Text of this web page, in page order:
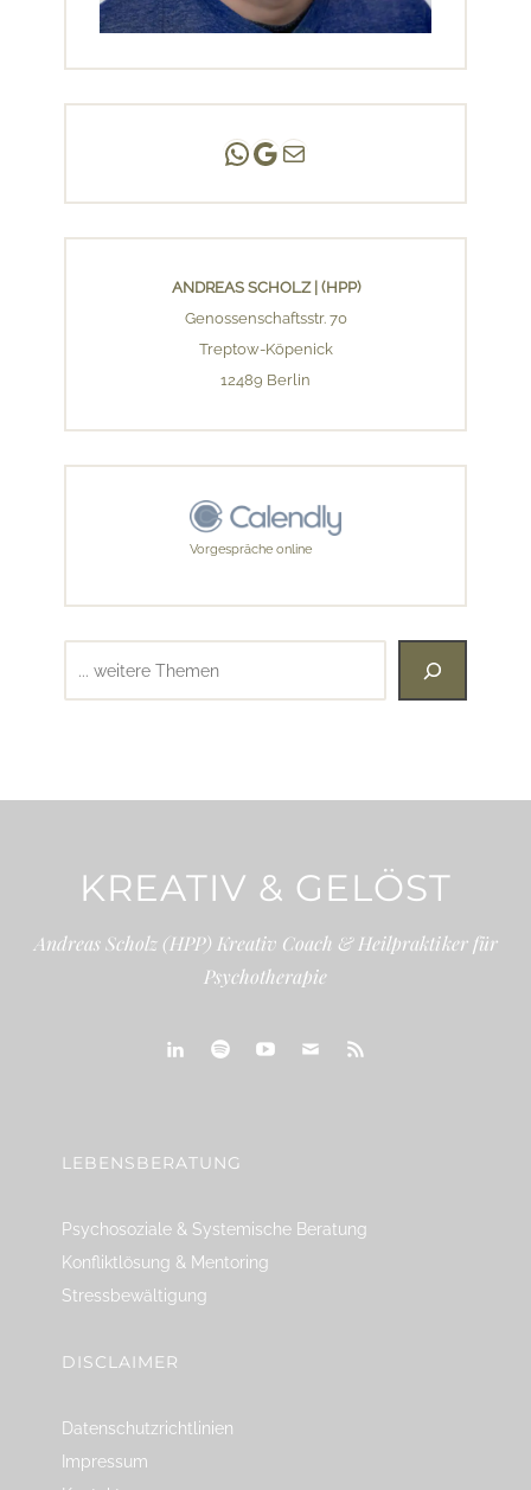
Andreas Scholz | (HPP)
Praxis Adlershof
E-Mail an mich ...
ANDREAS SCHOLZ | (HPP)
Genossenschaftsstr. 70
Treptow-Köpenick
12489 Berlin
Vorgespräche online
KREATIV & GELÖST
Andreas Scholz (HPP) Kreativ Coach & Heilpraktiker für
Psychotherapie
LEBENSBERATUNG
Psychosoziale & Systemische Beratung
Konfliktlösung & Mentoring
Stressbewältigung
DISCLAIMER
Datenschutzrichtlinien
Impressum